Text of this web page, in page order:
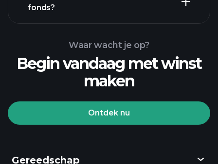
fonds?
Waar wacht je op?
Begin vandaag met winst
maken
Ontdek nu
Gereedschap